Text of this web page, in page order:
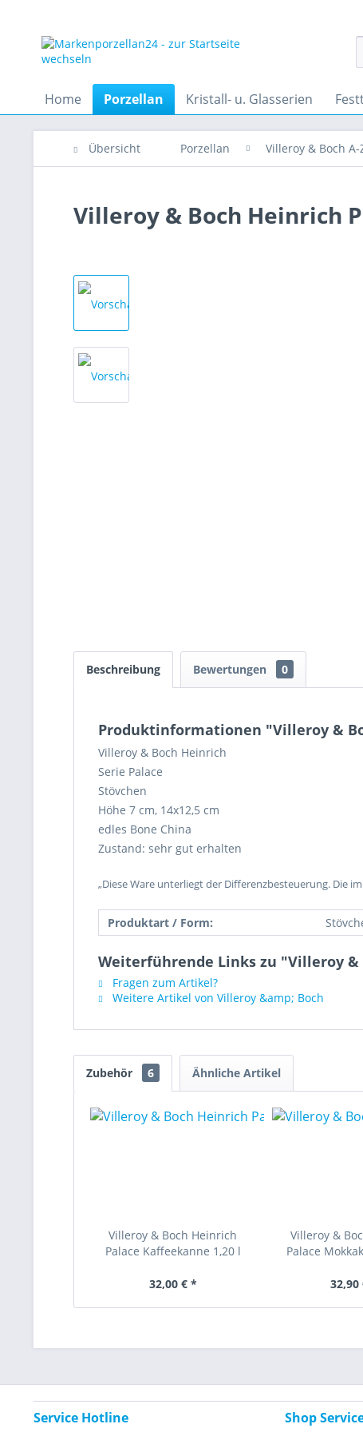
Home Porzellan Kristall- u. Glasserien
Übersicht Porzellan Villeroy & Boch A-
Villeroy & Boch Heinrich
Beschreibung Bewertungen 0
Produktinformationen "Villeroy &
Villeroy & Boch Heinrich
Serie Palace
Stövchen
Höhe 7 cm, 14x12,5 cm
edles Bone China
Zustand: sehr gut erhalten
„Diese Ware unterliegt der Differenzbesteuerung. Die
Produktart / Form:
Weiterführende Links zu "Villeroy &
Fragen zum Artikel?
Weitere Artikel von Villeroy &amp; Boch
Zubehör 6 Ähnliche Artikel
Villeroy & Boch Heinrich
Palace Kaffeekanne 1,20 l
32,00 € *
Villeroy &
Palace
32,90
Service Hotline Shop